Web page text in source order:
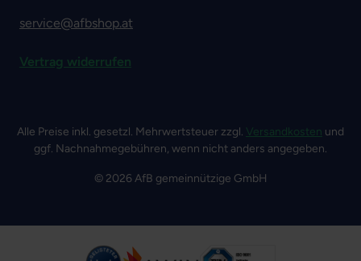
service@afbshop.at
Vertrag widerrufen
Alle Preise inkl. gesetzl. Mehrwertsteuer zzgl. Versandkosten und
ggf. Nachnahmegebühren, wenn nicht anders angegeben.
© 2026 AfB gemeinnützige GmbH